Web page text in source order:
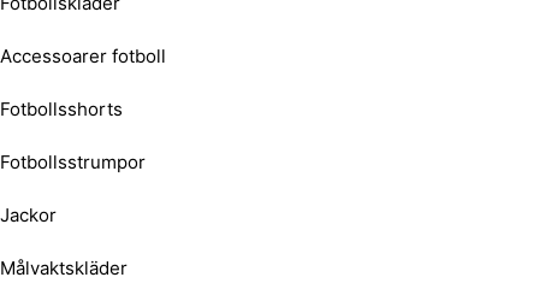
Accessoarer fotboll
Fotbollsshorts
Fotbollsstrumpor
Jackor
Målvaktskläder